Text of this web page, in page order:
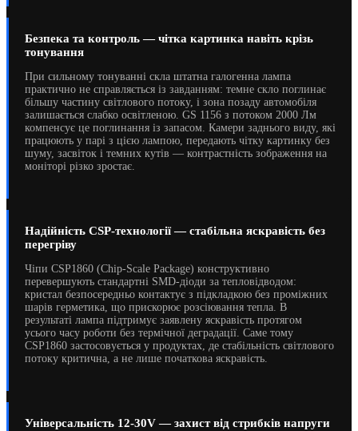
Безпека та контроль — чітка картинка навіть крізь
тонування
При сильному тонуванні скла штатна галогенна лампа
практично не справляється із завданням: темне скло поглинає
більшу частину світлового потоку, і зона позаду автомобіля
залишається слабко освітленою. GS 1156 з потоком 2000 Лм
компенсує це поглинання із запасом. Камери заднього виду, які
працюють у парі з цією лампою, передають чітку картинку без
шуму, засвіток і темних кутів — контрастність зображення на
моніторі різко зростає.
Надійність CSP-технології — стабільна яскравість без
перегріву
Чіпи CSP1860 (Chip-Scale Package) конструктивно
перевершують стандартні SMD-діоди за тепловідводом:
кристал безпосередньо контактує з підкладкою без проміжних
шарів герметика, що прискорює розсіювання тепла. В
результаті лампа підтримує заявлену яскравість протягом
усього часу роботи без термічної деградації. Саме тому
CSP1860 застосовується у продуктах, де стабільність світлового
потоку критична, а не лише початкова яскравість.
Універсальність 12-30V — захист від стрибків напруги